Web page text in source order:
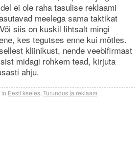
ei ole raha tasulise reklaami
meelega sama taktikat
siis on kuskil lihtsalt mingi
kes tegutses enne kui mõtles.
kliinikust, nende veebifirmast
midagi rohkem tead, kirjuta
ahju.
in Eesti keeles Turundus ja reklaam